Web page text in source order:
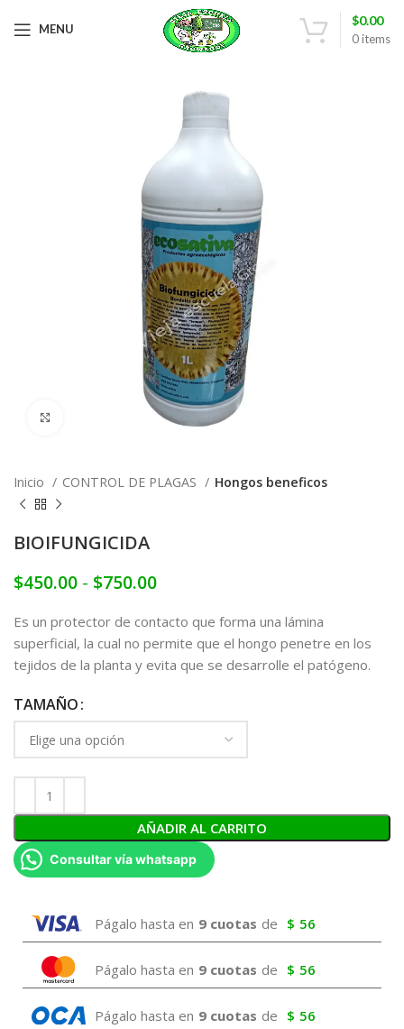
MENU
0items
$0.00
Inicio CONTROL DE PLAGAS Hongos beneficos
BIOIFUNGICIDA
$450.00 - $750.00
Es un protector de contacto que forma una lámina
superficial, la cual no permite que el hongo penetre en los
tejidos de la planta y evita que se desarrolle el patógeno.
TAMAÑO
AÑADIR AL CARRITO
Consultar vía whatsapp
Págalo hasta en 9 cuotas de $ 56
Págalo hasta en 9 cuotas de $ 56
Págalo hasta en 9 cuotas de $ 56